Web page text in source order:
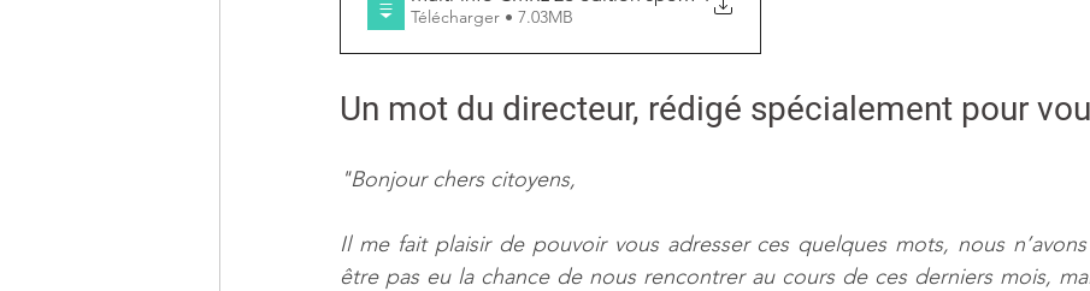
Télécharger • 7.03MB
Un mot du directeur, rédigé spécialement pour
"Bonjour chers citoyens,
Il me fait plaisir de pouvoir vous adresser ces quelques mots, nous
être pas eu la chance de nous rencontrer au cours de ces derniers mois,